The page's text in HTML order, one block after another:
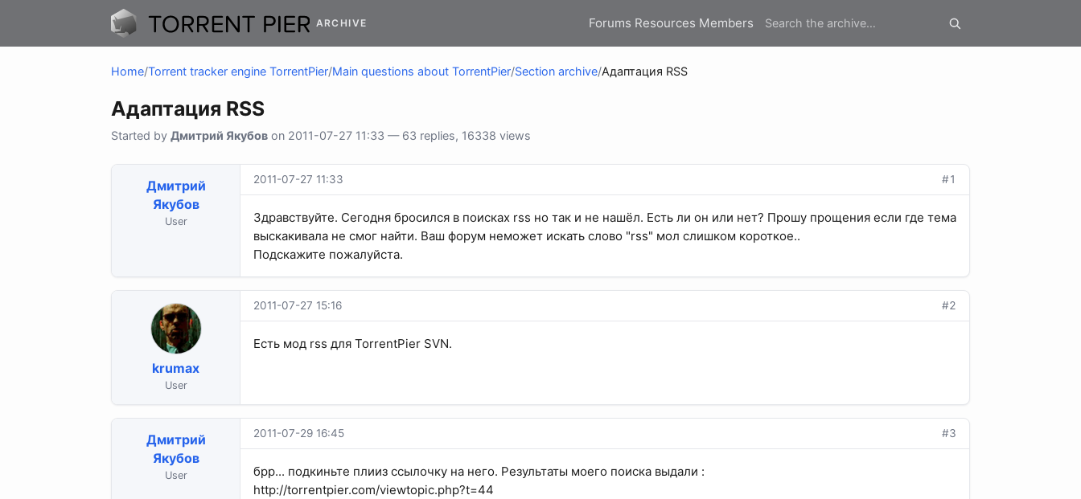
ARCHIVE Forums Resources Members
Home/Torrent tracker engine TorrentPier/Main questions about TorrentPier/Section archive/Адаптация RSS
Адаптация RSS
Started by Дмитрий Якубов on 2011-07-27 11:33 — 63 replies, 16338 views
Дмитрий
Якубов
User
2011-07-27 11:33 #1
Здравствуйте. Сегодня бросился в поисках rss но так и не нашёл. Есть ли он или нет? Прошу прощения если где тема
выскакивала не смог найти. Ваш форум неможет искать слово "rss" мол слишком короткое..
Подскажите пожалуйста.
krumax
User
2011-07-27 15:16 #2
Есть мод rss для TorrentPier SVN.
Дмитрий
Якубов
User
2011-07-29 16:45 #3
брр... подкиньте плииз ссылочку на него. Результаты моего поиска выдали :
http://torrentpier.com/viewtopic.php?t=44